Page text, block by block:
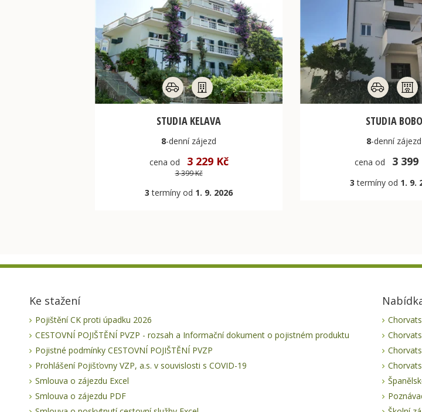
STUDIA KELAVA
8-dennízájezd
cena od
3 229 Kč
3 399 Kč
3 termíny od 1. 9. 2026
STUDIA BOBO
8-dennízájezd
cena od
3 399
3 termíny od 1. 9.
Ke stažení
Pojištění CK proti úpadku 2026
CESTOVNÍ POJIŠTĚNÍ PVZP - rozsah a Informační dokument o pojistném produktu
Pojistné podmínky CESTOVNÍ POJIŠTĚNÍ PVZP
Prohlášení Pojišťovny VZP, a.s. v souvislosti s COVID-19
Smlouva o zájezdu Excel
Smlouva o zájezdu PDF